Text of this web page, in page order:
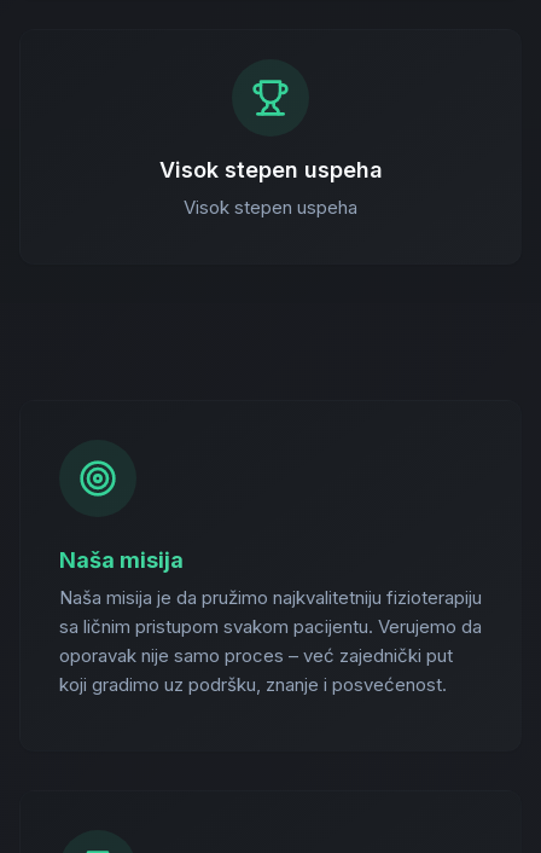
Visok stepen uspeha
Visok stepen uspeha
Naša misija
Naša misija je da pružimo najkvalitetniju fizioterapiju
sa ličnim pristupom svakom pacijentu. Verujemo da
oporavak nije samo proces – već zajednički put
koji gradimo uz podršku, znanje i posvećenost.